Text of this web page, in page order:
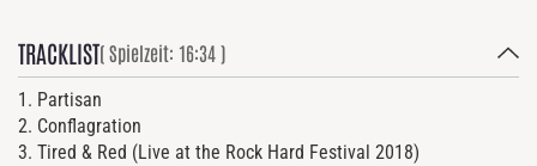
TRACKLIST( Spielzeit: 16:34 )
1. Partisan
2. Conflagration
3. Tired & Red (Live at the Rock Hard Festival 2018)